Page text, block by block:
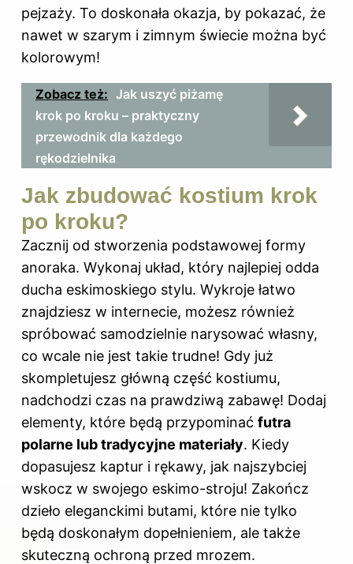
pejzaży. To doskonała okazja, by pokazać, że
nawet w szarym i zimnym świecie można być
kolorowym!
Zobacz też: Jak uszyć piżamę
krok po kroku – praktyczny
przewodnik dla każdego
rękodzielnika
Jak zbudować kostium krok
po kroku?
Zacznij od stworzenia podstawowej formy
anoraka. Wykonaj układ, który najlepiej odda
ducha eskimoskiego stylu. Wykroje łatwo
znajdziesz w internecie, możesz również
spróbować samodzielnie narysować własny,
co wcale nie jest takie trudne! Gdy już
skompletujesz główną część kostiumu,
nadchodzi czas na prawdziwą zabawę! Dodaj
elementy, które będą przypominać futra
polarne lub tradycyjne materiały. Kiedy
dopasujesz kaptur i rękawy, jak najszybciej
wskocz w swojego eskimo-stroju! Zakończ
dzieło eleganckimi butami, które nie tylko
będą doskonałym dopełnieniem, ale także
skuteczną ochroną przed mrozem.